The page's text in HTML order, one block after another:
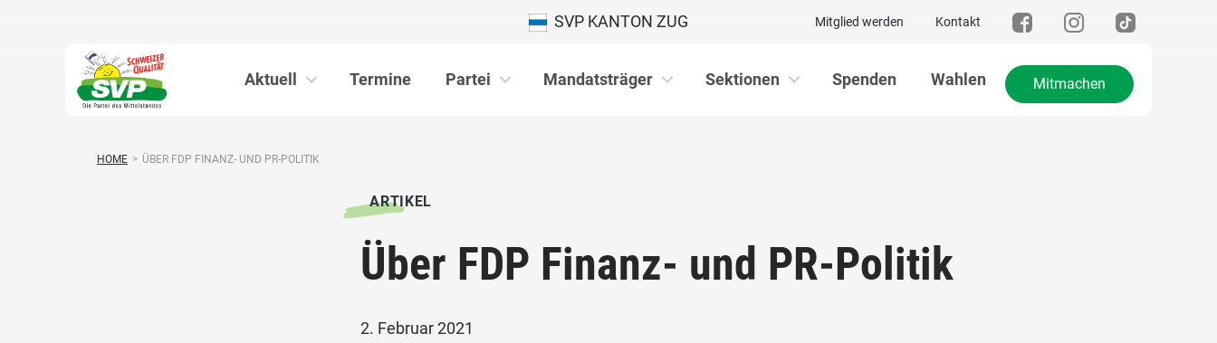
Mitglied werden Kontakt
SVP KANTON ZUG
Aktuell Termine Partei Mandatsträger Sektionen Spenden Wahlen Mitmachen
HOME > ÜBER FDP FINANZ- UND PR-POLITIK
ARTIKEL
Über FDP Finanz- und PR-Politik
2. Februar 2021